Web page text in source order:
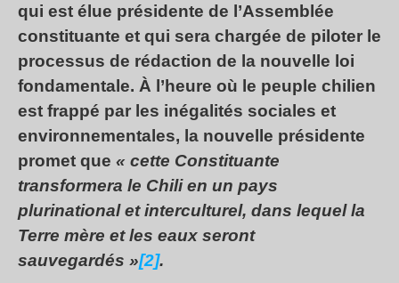
qui est élue présidente de l’Assemblée
constituante et qui sera chargée de piloter le
processus de rédaction de la nouvelle loi
fondamentale. À l’heure où le peuple chilien
est frappé par les inégalités sociales et
environnementales, la nouvelle présidente
promet que « cette Constituante
transformera le Chili en un pays
plurinational et interculturel, dans lequel la
Terre mère et les eaux seront
sauvegardés »[2].